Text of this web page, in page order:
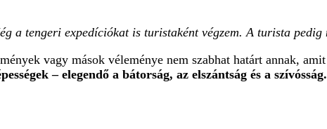
a tengeri expedíciókat is turistaként végzem. A turista pedig
vagy mások véleménye nem szabhat határt annak,
– elegendő a bátorság, az elszántság és a szívósság.